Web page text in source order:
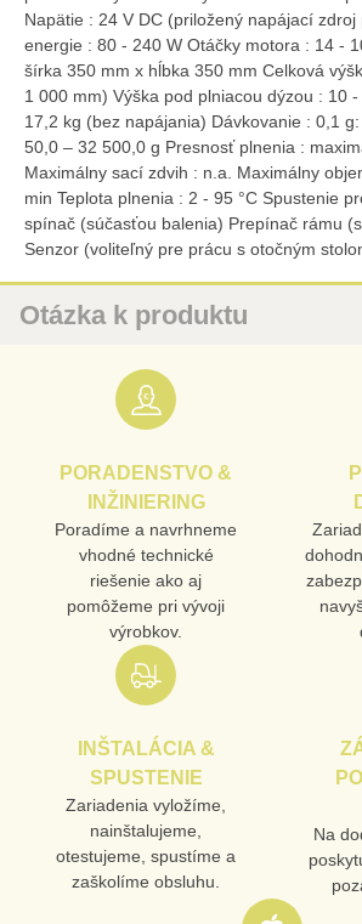
Napätie : 24 V DC (priložený napájací
energie : 80 - 240 W Otáčky motora : 14 -
šírka 350 mm x hĺbka 350 mm Celková
1 000 mm) Výška pod plniacou dýzou : 10
17,2 kg (bez napájania) Dávkovanie : 0,1
50,0 – 32 500,0 g Presnosť plnenia :
Maximálny sací zdvih : n.a. Maximálny
min Teplota plnenia : 2 - 95 °C Spustenie
spínač (súčasťou balenia) Prepínač rámu
Senzor (voliteľný pre prácu s otočným
Otázka k produktu
PRODUKT
VAŠA OTÁZKA K PRODUKTU
PORADENSTVO &
INŽINIERING
Poradíme a navrhneme
vhodné technické
riešenie ako aj
pomôžeme pri vývoji
výrobkov.
INŠTALÁCIA &
SPUSTENIE
Zariadenia vyložíme,
nainštalujeme,
otestujeme, spustíme a
zaškolíme obsluhu.
Na